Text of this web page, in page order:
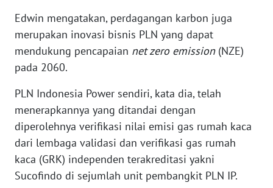
Edwin mengatakan, perdagangan karbon juga
merupakan inovasi bisnis PLN yang dapat
mendukung pencapaian net zero emission(NZE)
pada 2060.
PLN Indonesia Power sendiri, kata dia, telah
menerapkannya yang ditandai dengan
diperolehnya verifikasi nilai emisi gas rumah kaca
dari lembaga validasi dan verifikasi gas rumah
kaca (GRK) independen terakreditasi yakni
Sucofindo di sejumlah unit pembangkit PLN IP.
JAMBI
WN
WN
WN
SULTENG
WN